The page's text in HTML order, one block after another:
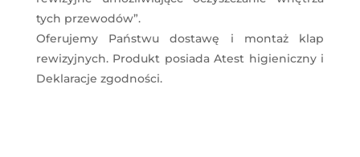
tych przewodów”.
Oferujemy Państwu dostawę i montaż klap
rewizyjnych. Produkt posiada Atest higieniczny i
Deklaracje zgodności.